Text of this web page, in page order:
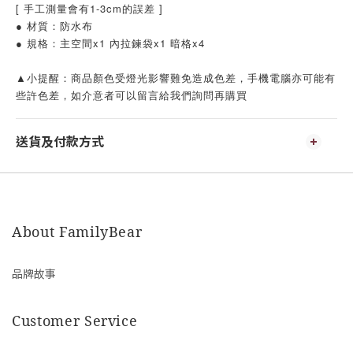
[ 手工測量會有1-3cm的誤差 ]
● 材質：防水布
● 規格：主空間x1 內拉鍊袋x1 暗格x4
▲小提醒：商品顏色受燈光影響難免造成色差，手機電腦亦可能有
些許色差，如介意者可以留言給我們詢問再購買
送貨及付款方式
About FamilyBear
品牌故事
Customer Service